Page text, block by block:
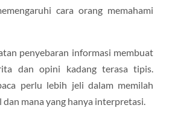
cara orang memahami
penyebaran informasi membuat
dan opini kadang terasa tipis.
perlu lebih jeli dalam memilah
dan mana yang hanya interpretasi.